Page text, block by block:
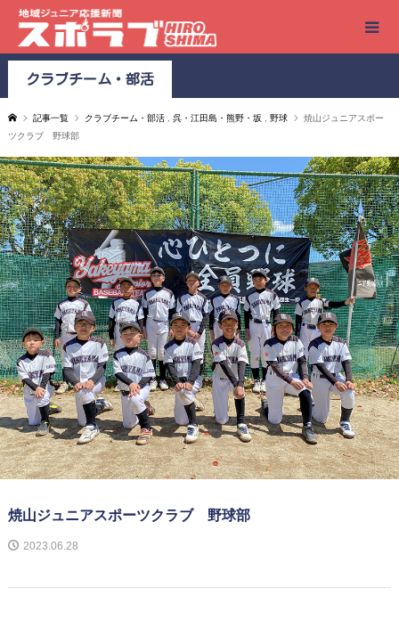
クラブチーム・部活
記事一覧 クラブチーム・部活 ,呉・江田島・熊野・坂 ,野球
焼山ジュニアスポー
ツクラブ 野球部
焼山ジュニアスポーツクラブ 野球部
2023.06.28